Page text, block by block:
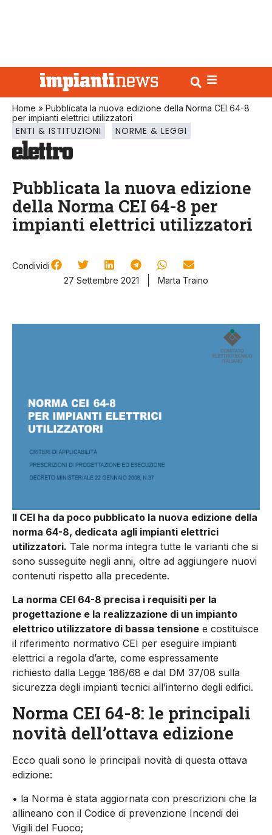
Home » Pubblicata la nuova edizione della Norma CEI 64-8
per impianti elettrici utilizzatori
ENTI & ISTITUZIONI NORME & LEGGI
Pubblicata la nuova edizione
della Norma CEI 64-8 per
impianti elettrici utilizzatori
Condividi
27 Settembre 2021
Marta Traino
Il CEI ha da poco pubblicato la nuova edizione della
norma 64-8, dedicata agli impianti elettrici
utilizzatori. Tale norma integra tutte le varianti che si
sono susseguite negli anni, oltre ad aggiungere nuovi
contenuti rispetto alla precedente.
La norma CEI 64-8 precisa i requisiti per la
progettazione e la realizzazione di un impianto
elettrico utilizzatore di bassa tensione e costituisce
il riferimento normativo CEI per eseguire impianti
elettrici a regola d’arte, come espressamente
richiesto dalla Legge 186/68 e dal DM 37/08 sulla
sicurezza degli impianti tecnici all’interno degli edifici.
Norma CEI 64-8: le principali
novità dell’ottava edizione
Ecco quali sono le principali novità di questa ottava
edizione:
• la Norma è stata aggiornata con prescrizioni che la
allineano con il Codice di prevenzione Incendi dei
Vigili del Fuoco;